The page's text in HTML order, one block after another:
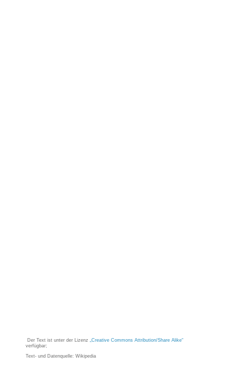
Der Text ist unter der Lizenz „Creative Commons Attribution/Share Alike“
verfügbar;
Text- und Datenquelle: Wikipedia